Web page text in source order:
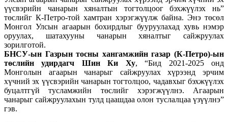
үүсвэрийн чанарын хяналтын тогтолцоог бэхжүүлэх нь”
төслийг К-Петро-той хамтран хэрэгжүүлж байна. Энэ төсөл
Монгол Улсын агаарын бохирдлыг бууруулахад хувь нэмэр
оруулах, шатахууны чанарын хяналтыг сайжруулах
зорилготой.
БНСУ-ын Газрын тосны хангамжийн газар (К-Петро)-ын
төслийн удирдагч Шин Ки Ху, “Бид 2021-2025 онд
Монголын агаарын чанарыг сайжруулах хүрээнд эрчим
хүчний эх үүсвэрийн чанарын тогтолцоо, чадавхыг бэхжүүлэх
буцалтгүй тусламжийн төслийг хэрэгжүүлнэ. Агаарын
чанарыг сайжруулахын тулд цаашдаа олон туслалцаа үзүүлнэ”
гэв.